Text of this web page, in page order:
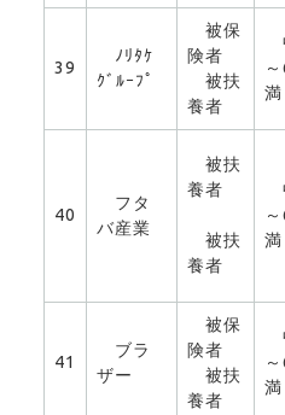
39
ﾉﾘﾀｹ
ｸﾞﾙｰﾌﾟ
被保
険者
被扶
養者
満
40
フタ
バ産業
被扶
養者
被扶
養者
満
41
ブラ
ザー
被保
険者
被扶
養者
満